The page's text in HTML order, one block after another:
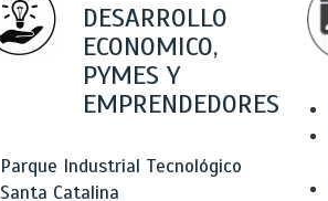
DESARROLLO
ECONOMICO,
PYMES Y
EMPRENDEDORES
Parque Industrial Tecnológico
Santa Catalina